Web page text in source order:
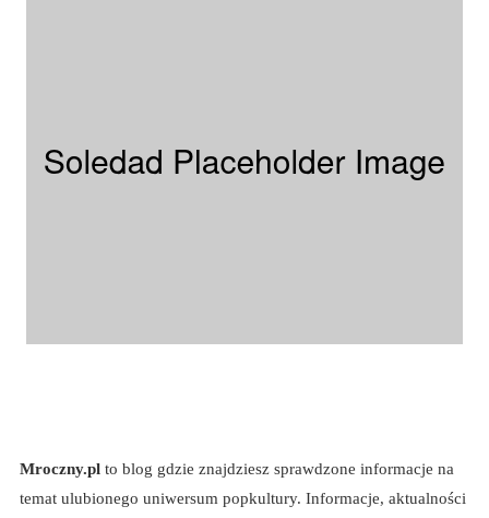
Mroczny.pl to blog gdzie znajdziesz sprawdzone informacje na
temat ulubionego uniwersum popkultury. Informacje, aktualności